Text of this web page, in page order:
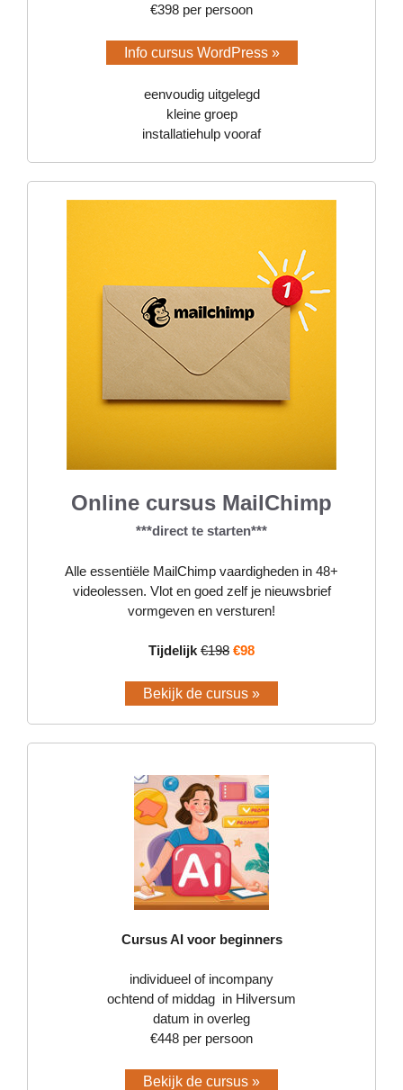
€398 per persoon
Info cursus WordPress »
eenvoudig uitgelegd
kleine groep
installatiehulp vooraf
Online cursus MailChimp
***direct te starten***
Alle essentiële MailChimp vaardigheden in 48+
videolessen. Vlot en goed zelf je nieuwsbrief
vormgeven en versturen!
Tijdelijk €198 €98
Bekijk de cursus »
Cursus AI voor beginners
individueel of incompany
ochtend of middag in Hilversum
datum in overleg
€448 per persoon
Bekijk de cursus »